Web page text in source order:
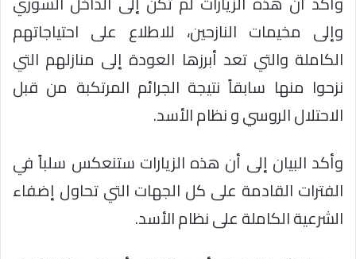
وإلى مخيمات النازحين، للاطلاع على احتياجاتهم
الكاملة والتي تعد أبرزها العودة إلى منازلهم التي
نزحوا منها سابقاً نتيجة الجرائم المرتكبة من قبل
الاحتلال الروسي و نظام الأسد.
وأكد البيان إلى أن هذه الزيارات ستنعكس سلباً في
الفترات القادمة على كل الجهات التي تحاول إضفاء
الشرعية الكاملة على نظام الأسد.